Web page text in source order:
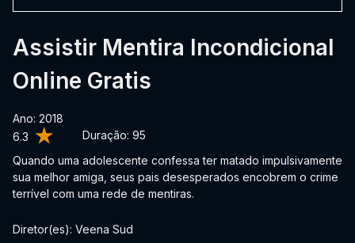
6.3 Duração: 95
Assistir Mentira Incondicional
Online Gratis
Ano: 2018
Quando uma adolescente confessa ter matado impulsivamente
sua melhor amiga, seus pais desesperados encobrem o crime
terrível com uma rede de mentiras.
Diretor(es): Veena Sud